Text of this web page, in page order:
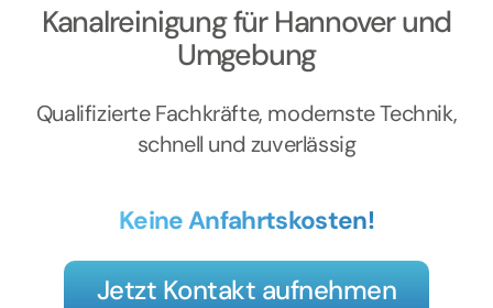
NEWS
Kontakt
Kanalreinigung für Hannover und
Umgebung
Qualifizierte Fachkräfte, modernste Technik,
schnell und zuverlässig
Keine Anfahrtskosten!
Jetzt Kontakt aufnehmen